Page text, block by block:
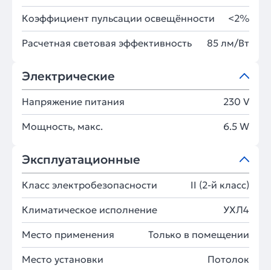
Коэффициент пульсации освещённости <2%
Расчетная световая эффективность 85 лм/Вт
Электрические
Напряжение питания 230 V
Мощность, макс. 6.5 W
Эксплуатационные
Класс электробезопасности II (2-й класс)
Климатическое исполнение УХЛ4
Место применения Только в помещении
Место установки Потолок